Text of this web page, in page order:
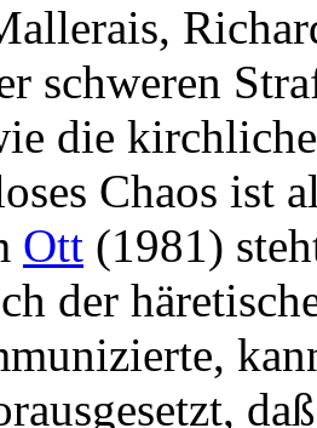
schweren
die
Chaos ist
Ott (1981)
der